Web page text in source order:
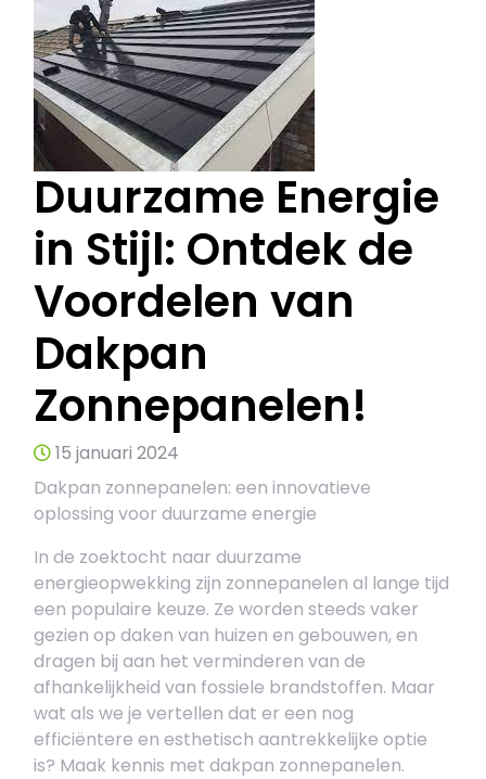
Duurzame Energie
in Stijl: Ontdek de
Voordelen van
Dakpan
Zonnepanelen!
15 januari 2024
Dakpan zonnepanelen: een innovatieve
oplossing voor duurzame energie
In de zoektocht naar duurzame
energieopwekking zijn zonnepanelen al lange tijd
een populaire keuze. Ze worden steeds vaker
gezien op daken van huizen en gebouwen, en
dragen bij aan het verminderen van de
afhankelijkheid van fossiele brandstoffen. Maar
wat als we je vertellen dat er een nog
efficiëntere en esthetisch aantrekkelijke optie
is? Maak kennis met dakpan zonnepanelen.